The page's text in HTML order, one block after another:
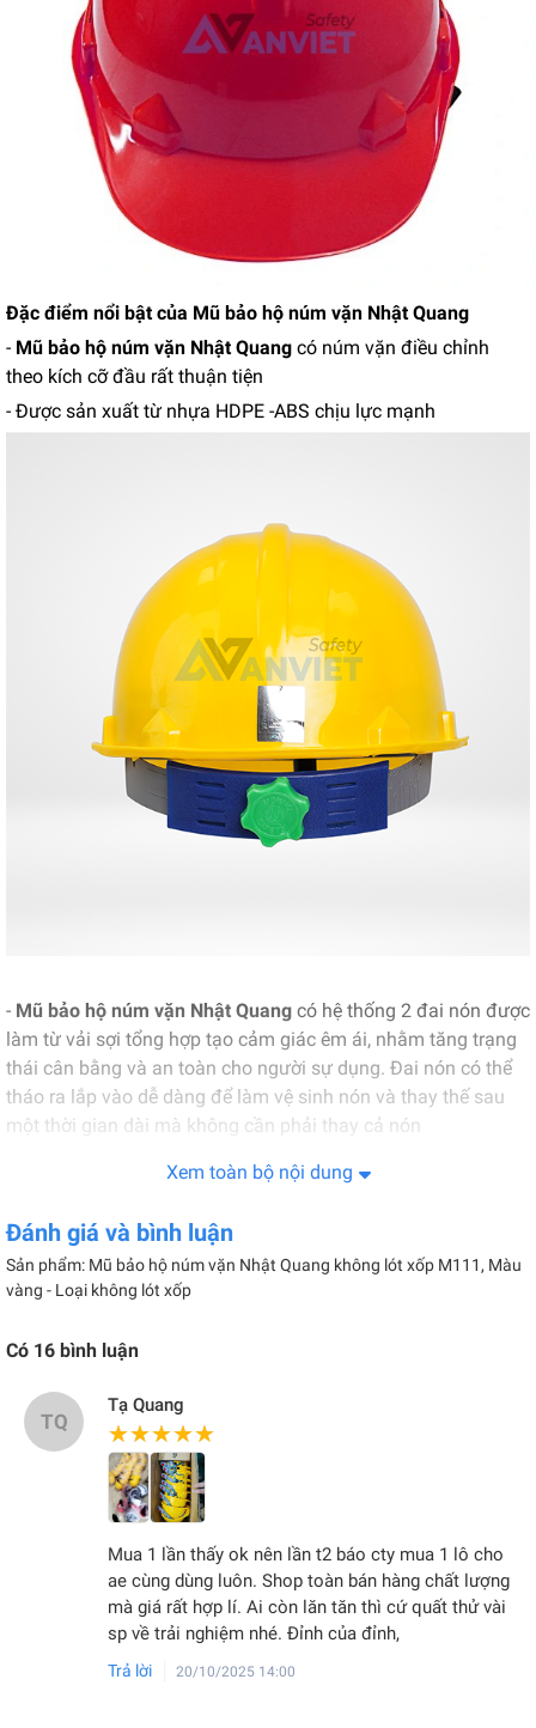
Đặc điểm nổi bật của Mũ bảo hộ núm vặn Nhật Quang
- Mũ bảo hộ núm vặn Nhật Quang có núm vặn điều chỉnh
theo kích cỡ đầu rất thuận tiện
- Được sản xuất từ nhựa HDPE -ABS chịu lực mạnh
- Mũ bảo hộ núm vặn Nhật Quang có hệ thống 2 đai nón được
làm từ vải sợi tổng hợp tạo cảm giác êm ái, nhằm tăng trạng
thái cân bằng và an toàn cho người sự dụng. Đai nón có thể
tháo ra lắp vào dễ dàng để làm vệ sinh nón và thay thế sau
một thời gian dài mà không cần phải thay cả nón
Xem toàn bộ nội dung
Đánh giá và bình luận
Sản phẩm: Mũ bảo hộ núm vặn Nhật Quang không lót xốp M111, Màu
vàng - Loại không lót xốp
Có 16 bình luận
TQ
Tạ Quang
★★★★★
★★★★★
Mua 1 lần thấy ok nên lần t2 báo cty mua 1 lô cho
ae cùng dùng luôn. Shop toàn bán hàng chất lượng
mà giá rất hợp lí. Ai còn lăn tăn thì cứ quất thử vài
sp về trải nghiệm nhé. Đỉnh của đỉnh,
Trả lời 20/10/2025 14:00